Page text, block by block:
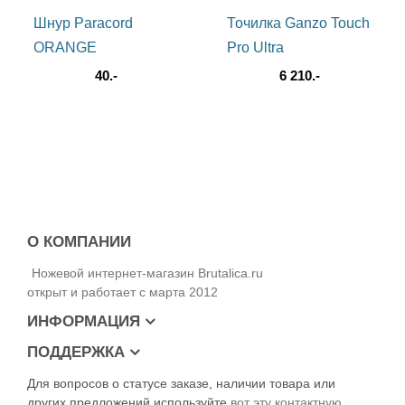
темляк присутствует - нож можно использовать как брелок
или просто украсить паракордом.
Шнур Paracord
ORANGE
40.-
Точилка Ganzo Touch
Pro Ultra
6 210.-
О КОМПАНИИ
Ножевой интернет-магазин Brutalica.ru
открыт и работает с марта 2012
ИНФОРМАЦИЯ
ПОДДЕРЖКА
Для вопросов о статусе заказе, наличии товара или
других предложений используйте вот эту контактную